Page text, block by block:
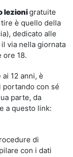
lezionigratuite
è quello della
dedicato alle
via nella giornata
ore 18.
12 anni, è
con sé
parte, da
a questo link:
di
con i dati